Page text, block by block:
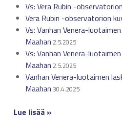
Vs: Vera Rubin -
Vera Rubin -observatorion
Vs: Vanhan Venera-
Maahan 2.5.2025
Vs: Vanhan Venera-
Maahan 2.5.2025
Vanhan Venera-luotaimen
Maahan 30.4.2025
Lue lisää »